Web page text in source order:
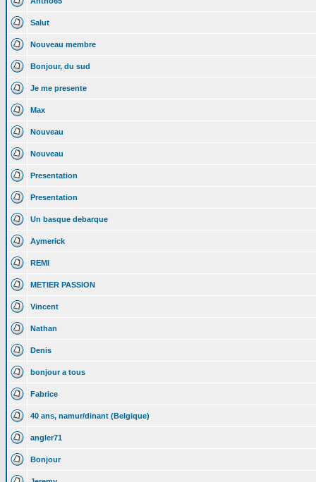
Salut
Nouveau membre
Bonjour, du sud
Je me presente
Max
Nouveau
Nouveau
Presentation
Presentation
Un basque debarque
Aymerick
REMI
METIER PASSION
Vincent
Nathan
Denis
bonjour a tous
Fabrice
40 ans, namur/dinant (Belgique)
angler71
Bonjour